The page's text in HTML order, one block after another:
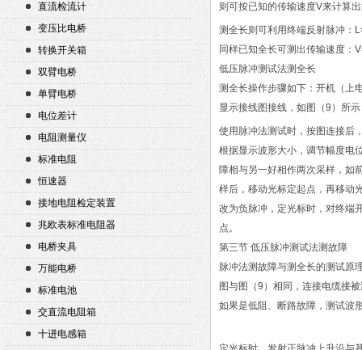
直流检流计
变压比电桥
转换开关箱
双臂电桥
单臂电桥
电位差计
电阻测量仪
标准电阻
恒速器
接地电阻检定装置
兆欧表标准电阻器
电桥夹具
万能电桥
标准电池
交直流电阻箱
十进电感箱
则可按已知的传输速度V来计算
测全长则可利用终端反射脉冲：
同样已知全长可测出传输速度：
低压脉冲测试法测全长
测全长操作步骤如下：开机（上
显示接线图接线，如图（9）所
使用脉冲法测试时，按图连接后
根据显示波形大小，调节幅度电
障相与另一好相作两次采样，如
样后，移动光标定起点，再移动
改为负脉冲，定光标时，对终端
点。
第三节 低压脉冲测试法测故障
脉冲法测故障与测全长的测试原
图与图（9）相同，连接电缆接
如果是低阻、断路故障，测试波